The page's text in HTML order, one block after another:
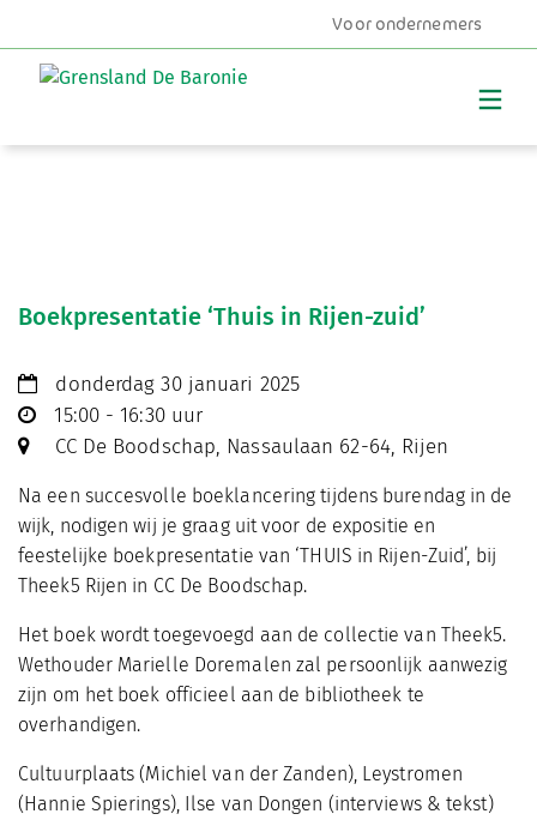
Voor ondernemers
Boekpresentatie ‘Thuis in Rijen-zuid’
donderdag 30 januari 2025
15:00 - 16:30 uur
CC De Boodschap, Nassaulaan 62-64, Rijen
Na een succesvolle boeklancering tijdens burendag in de
wijk, nodigen wij je graag uit voor de expositie en
feestelijke boekpresentatie van ‘THUIS in Rijen-Zuid’, bij
Theek5 Rijen in CC De Boodschap.
Het boek wordt toegevoegd aan de collectie van Theek5.
Wethouder Marielle Doremalen zal persoonlijk aanwezig
zijn om het boek officieel aan de bibliotheek te
overhandigen.
Cultuurplaats (Michiel van der Zanden), Leystromen
(Hannie Spierings), Ilse van Dongen (interviews & tekst)